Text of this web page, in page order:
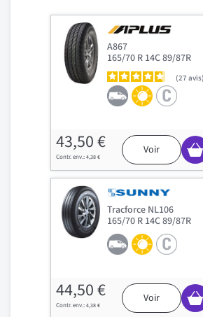
A867
165/70 R 14C 89/87R
27avis
43,50 €
4,38 €
Voir
Tracforce NL106
165/70 R 14C 89/87R
44,50 €
4,38 €
Voir